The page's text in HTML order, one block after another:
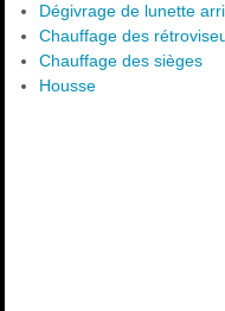
Dégivrage de lunette
Chauffage des
Chauffage des sièges
Housse